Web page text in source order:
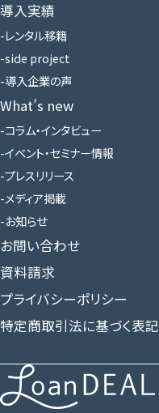
導入実績
レンタル移籍
side project
導入企業の声
What’s new
コラム・インタビュー
イベント・セミナー情報
プレスリリース
メディア掲載
お知らせ
お問い合わせ
資料請求
プライバシーポリシー
特定商取引法に基づく表記